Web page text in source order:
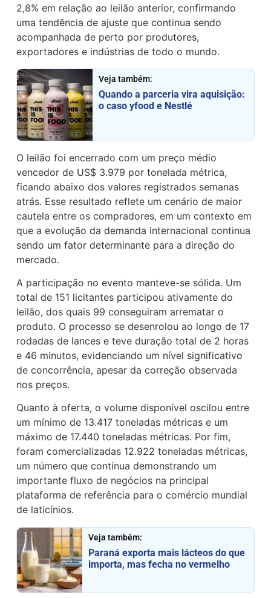
2,8% em relação ao leilão anterior, confirmando
uma tendência de ajuste que continua sendo
acompanhada de perto por produtores,
exportadores e indústrias de todo o mundo.
Veja também:
Quando a parceria vira aquisição:
o caso yfood e Nestlé
O leilão foi encerrado com um preço médio
vencedor de US$ 3.979 por tonelada métrica,
ficando abaixo dos valores registrados semanas
atrás. Esse resultado reflete um cenário de maior
cautela entre os compradores, em um contexto em
que a evolução da demanda internacional continua
sendo um fator determinante para a direção do
mercado.
A participação no evento manteve-se sólida. Um
total de 151 licitantes participou ativamente do
leilão, dos quais 99 conseguiram arrematar o
produto. O processo se desenrolou ao longo de 17
rodadas de lances e teve duração total de 2 horas
e 46 minutos, evidenciando um nível significativo
de concorrência, apesar da correção observada
nos preços.
Quanto à oferta, o volume disponível oscilou entre
um mínimo de 13.417 toneladas métricas e um
máximo de 17.440 toneladas métricas. Por fim,
foram comercializadas 12.922 toneladas métricas,
um número que continua demonstrando um
importante fluxo de negócios na principal
plataforma de referência para o comércio mundial
de laticínios.
Veja também:
Paraná exporta mais lácteos do que
importa, mas fecha no vermelho